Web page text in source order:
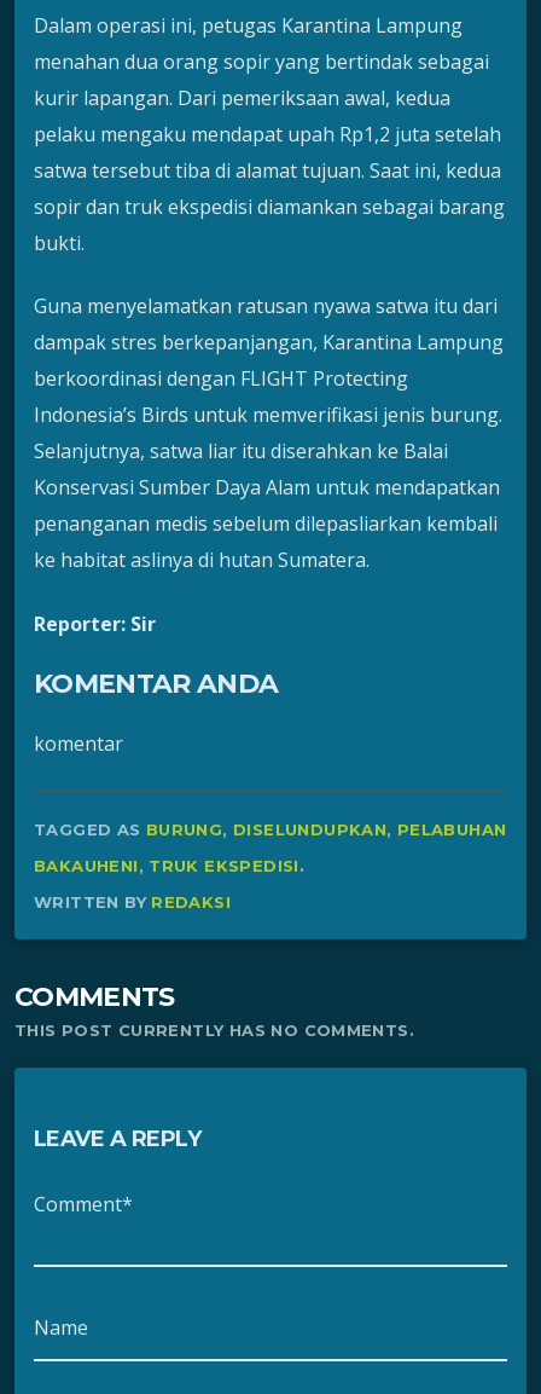
Dalam operasi ini, petugas Karantina Lampung
menahan dua orang sopir yang bertindak sebagai
kurir lapangan. Dari pemeriksaan awal, kedua
pelaku mengaku mendapat upah Rp1,2 juta setelah
satwa tersebut tiba di alamat tujuan. Saat ini, kedua
sopir dan truk ekspedisi diamankan sebagai barang
bukti.
Guna menyelamatkan ratusan nyawa satwa itu dari
dampak stres berkepanjangan, Karantina Lampung
berkoordinasi dengan FLIGHT Protecting
Indonesia’s Birds untuk memverifikasi jenis burung.
Selanjutnya, satwa liar itu diserahkan ke Balai
Konservasi Sumber Daya Alam untuk mendapatkan
penanganan medis sebelum dilepasliarkan kembali
ke habitat aslinya di hutan Sumatera.
Reporter: Sir
KOMENTAR ANDA
komentar
TAGGED AS BURUNG, DISELUNDUPKAN, PELABUHAN
BAKAUHENI, TRUK EKSPEDISI.
WRITTEN BY REDAKSI
COMMENTS
THIS POST CURRENTLY HAS NO COMMENTS.
LEAVE A REPLY
Comment*
Name